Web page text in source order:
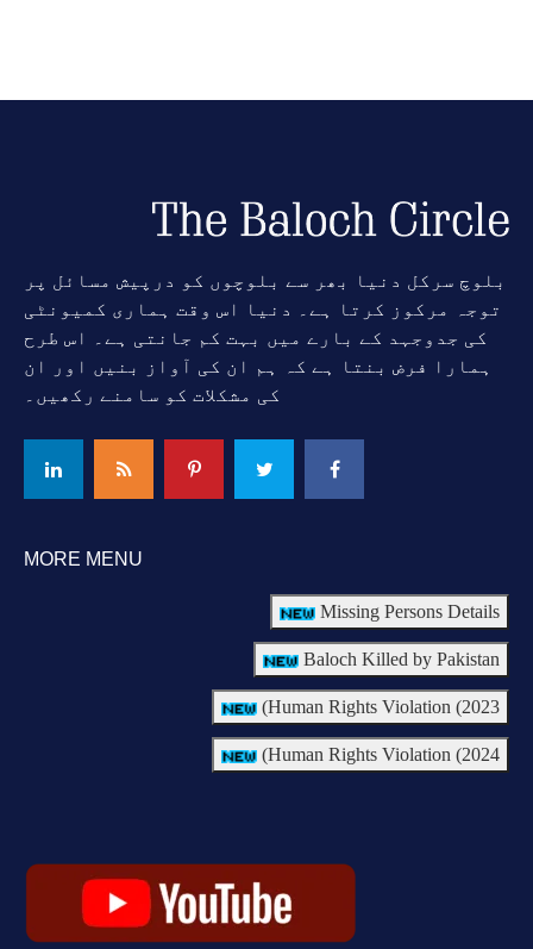
بلوچ سرکل دنیا بھر سے بلوچوں کو درپیش مسائل پر
توجہ مرکوز کرتا ہے۔ دنیا اس وقت ہماری کمیونٹی
کی جدوجہد کے بارے میں بہت کم جانتی ہے۔ اس طرح
ہمارا فرض بنتا ہے کہ ہم ان کی آواز بنیں اور ان
کی مشکلات کو سامنے رکھیں۔
MORE MENU
Missing Persons Details
Baloch Killed by Pakistan
Human Rights Violation (2023)
Human Rights Violation (2024)